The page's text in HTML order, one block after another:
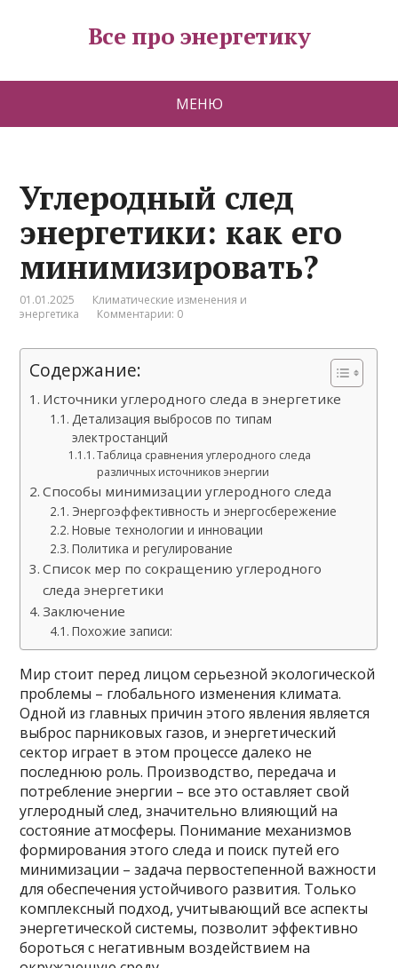
Все про энергетику
МЕНЮ
Углеродный след
энергетики: как его
минимизировать?
01.01.2025
Климатические изменения и
энергетика
Комментарии: 0
Содержание:
Источники углеродного следа в энергетике
Детализация выбросов по типам
электростанций
Таблица сравнения углеродного следа
различных источников энергии
Способы минимизации углеродного следа
Энергоэффективность и энергосбережение
Новые технологии и инновации
Политика и регулирование
Список мер по сокращению углеродного
следа энергетики
Заключение
Похожие записи:
Мир стоит перед лицом серьезной экологической
проблемы – глобального изменения климата.
Одной из главных причин этого явления является
выброс парниковых газов, и энергетический
сектор играет в этом процессе далеко не
последнюю роль. Производство, передача и
потребление энергии – все это оставляет свой
углеродный след, значительно влияющий на
состояние атмосферы. Понимание механизмов
формирования этого следа и поиск путей его
минимизации – задача первостепенной важности
для обеспечения устойчивого развития. Только
комплексный подход, учитывающий все аспекты
энергетической системы, позволит эффективно
бороться с негативным воздействием на